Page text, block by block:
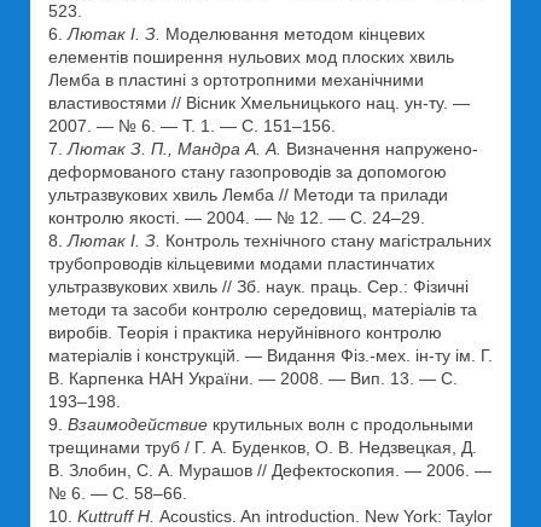
523.
6. Лютак І. З. Моделювання методом кінцевих
елементів поширення нульових мод плоских хвиль
Лемба в пластині з ортотропними механічними
властивостями // Вісник Хмельницького нац. ун-ту. —
2007. — № 6. — Т. 1. — С. 151–156.
7. Лютак З. П., Мандра А. А. Визначення напружено-
деформованого стану газопроводів за допомогою
ультразвукових хвиль Лемба // Методи та прилади
контролю якості. — 2004. — № 12. — С. 24–29.
8. Лютак І. З. Контроль технічного стану магістральних
трубопроводів кільцевими модами пластинчатих
ультразвукових хвиль // Зб. наук. праць. Сер.: Фізичні
методи та засоби контролю середовищ, матеріалів та
виробів. Теорія і практика неруйнівного контролю
матеріалів і конструкцій. — Видання Фіз.-мех. ін-ту ім. Г.
В. Карпенка НАН України. — 2008. — Вип. 13. — С.
193–198.
9. Взаимодействие крутильных волн с продольными
трещинами труб / Г. А. Буденков, О. В. Недзвецкая, Д.
В. Злобин, С. А. Мурашов // Дефектоскопия. — 2006. —
№ 6. — С. 58–66.
10. Kuttruff H. Acoustics. An introduction. New York: Taylor